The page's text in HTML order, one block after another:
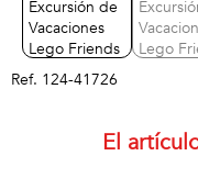
Ref. 124-41726
El